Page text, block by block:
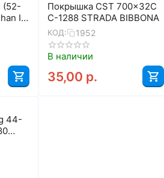
(52-
II
Покрышка CST 700x32C
C-1288 STRADA BIBBONA
КОД: 1952
В наличии
35,00 р.
44-